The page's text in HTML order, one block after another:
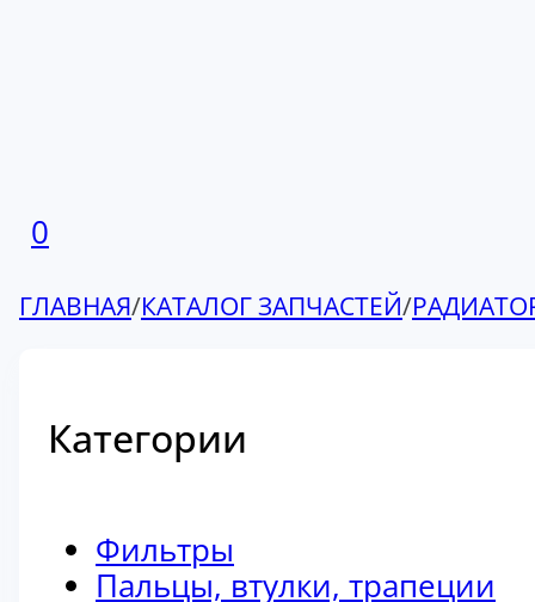
0
ГЛАВНАЯ/КАТАЛОГ ЗАПЧАСТЕЙ/
Категории
Фильтры
Пальцы, втулки, трапеции